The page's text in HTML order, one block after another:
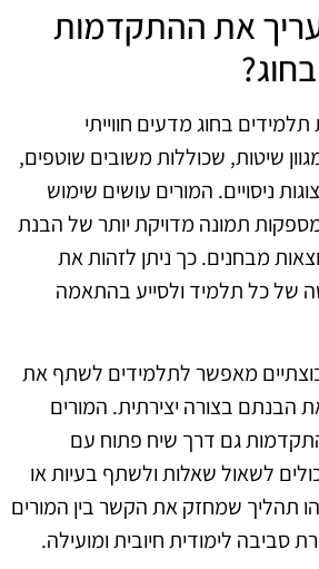
את ההתקדמות
בחוג מדעים חווייתי
שיטות, שכוללות משובים שוטפים,
ניסויים. המורים עושים שימוש
תמונה מדויקת יותר של הבנת
מבחנים. כך ניתן לזהות את
של כל תלמיד ולסייע בהתאמה
מאפשר לתלמידים לשתף את
הבנתם בצורה יצירתית. המורים
גם דרך שיח פתוח עם
לשאול שאלות ולשתף בעיות או
תהליך שמחזק את הקשר בין המורים
סביבה לימודית חיובית ומועילה.